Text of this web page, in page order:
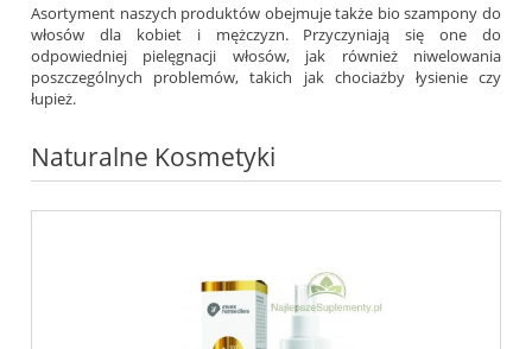
Asortyment naszych produktów obejmuje także bio szampony do
włosów dla kobiet i mężczyzn. Przyczyniają się one do
odpowiedniej pielęgnacji włosów, jak również niwelowania
poszczególnych problemów, takich jak chociażby łysienie czy
łupież.
Naturalne Kosmetyki